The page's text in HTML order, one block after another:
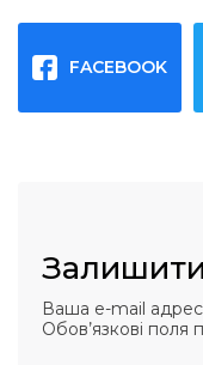
FACEBOOK
Ваша e-mail
Обов’язкові поля